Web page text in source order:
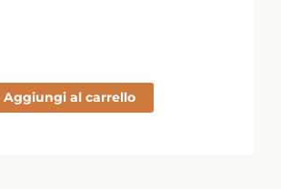
Aggiungi al carrello